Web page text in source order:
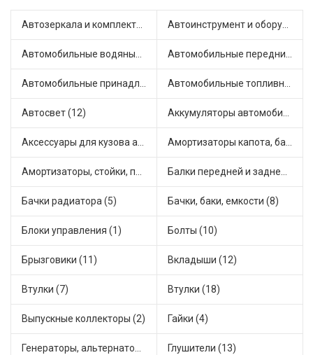
Автозеркала и комплектующие (6) Автоинструмент и оборудование (1)
Автомобильные водяные насосы (13) Автомобильные передние фары (2)
Автомобильные принадлежности и аксессуары (3) Автомобильные топливные насосы (16)
Автосвет (12) Аккумуляторы автомобильные (1)
Аксессуары для кузова автомобиля (1) Амортизаторы капота, багажника (4)
Амортизаторы, стойки, подушки стоек (39) Балки передней и задней подвески (1)
Бачки радиатора (5) Бачки, баки, емкости (8)
Блоки управления (1) Болты (10)
Брызговики (11) Вкладыши (12)
Втулки (7) Втулки (18)
Выпускные коллекторы (2) Гайки (4)
Генераторы, альтернаторы и комплектующие (7) Глушители (13)